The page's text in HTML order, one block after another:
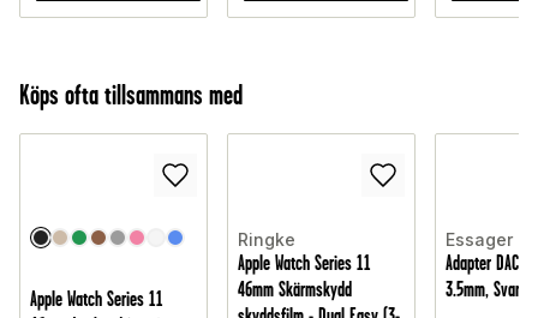
Köps ofta tillsammans med
Apple Watch Series 11
Ringke
Apple Watch Series 11
46mm Skärmskydd
Essager
Adapter DAC
3.5mm, Svart